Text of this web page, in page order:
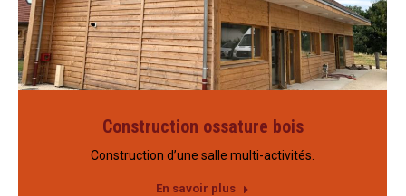
Construction ossature bois
Construction d’une salle multi-activités.
En savoir plus